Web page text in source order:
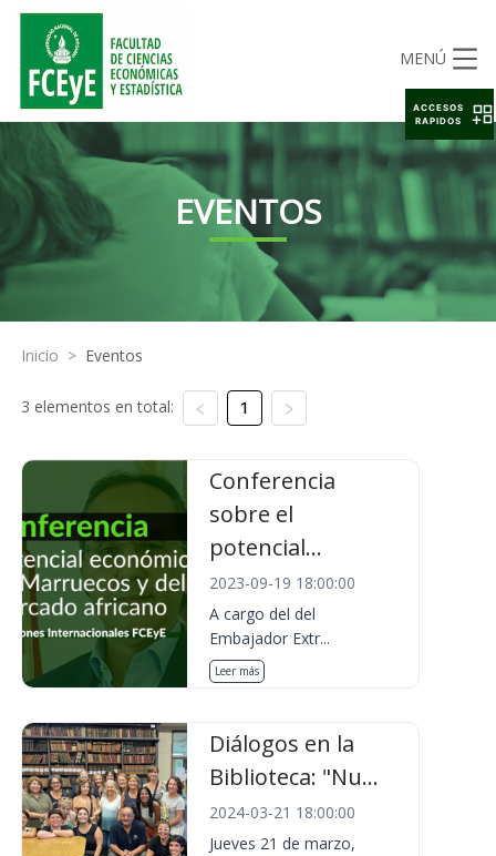
MENÚ
EVENTOS
Inicio > Eventos
3 elementos en total: 1
Conferencia
sobre el
potencial...
2023-09-19 18:00:00
A cargo del del
Embajador Extr...
Leer más
Diálogos en la
Biblioteca: "Nu...
2024-03-21 18:00:00
Jueves 21 de marzo,
ACCESOS
RAPIDOS